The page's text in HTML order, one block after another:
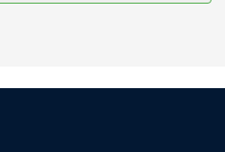
der Massagen,